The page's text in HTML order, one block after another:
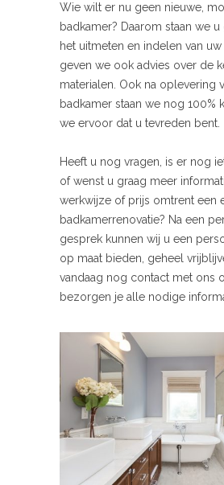
Wie wilt er nu geen nieuwe,
badkamer? Daarom staan we
het uitmeten en indelen van
geven we ook advies over de
materialen. Ook na oplevering
badkamer staan we nog 100%
we ervoor dat u tevreden bent.
Heeft u nog vragen, is er nog
of wenst u graag meer
werkwijze of prijs omtrent een
badkamerrenovatie? Na een
gesprek kunnen wij u een
op maat bieden, geheel
vandaag nog contact met ons
bezorgen je alle nodige